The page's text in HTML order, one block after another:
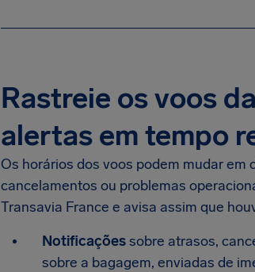
Rastreie os voos
alertas em tempo
Os horários dos voos podem mudar em
cancelamentos ou problemas
Transavia France e avisa assim que
Notificaçõessobre atrasos,
sobre a bagagem, enviadas de